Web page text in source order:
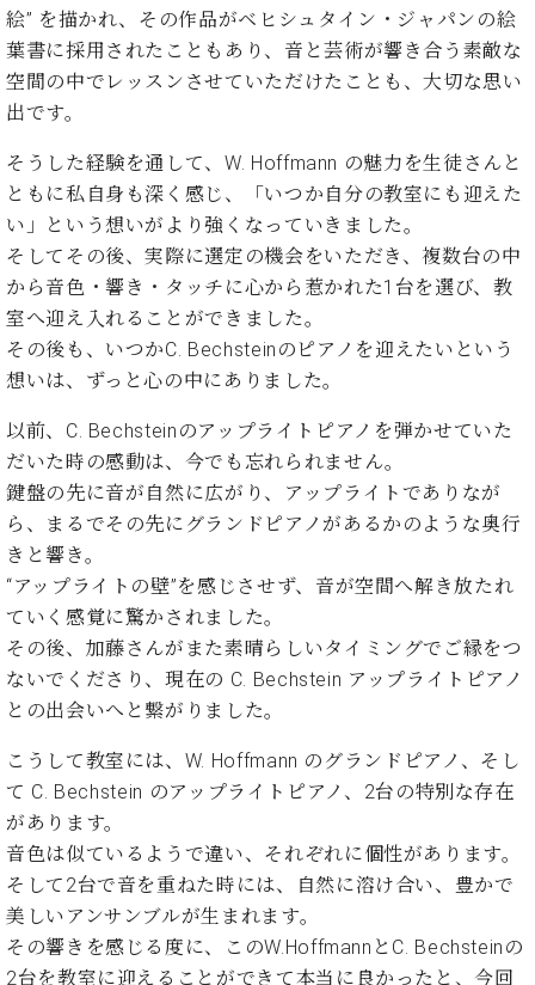
絵” を描かれ、その作品がベヒシュタイン・ジャパンの絵
葉書に採用されたこともあり、音と芸術が響き合う素敵な
空間の中でレッスンさせていただけたことも、大切な思い
出です。
そうした経験を通して、W. Hoffmann の魅力を生徒さんと
ともに私自身も深く感じ、「いつか自分の教室にも迎えた
い」という想いがより強くなっていきました。
そしてその後、実際に選定の機会をいただき、複数台の中
から音色・響き・タッチに心から惹かれた1台を選び、教
室へ迎え入れることができました。
その後も、いつかC. Bechsteinのピアノを迎えたいという
想いは、ずっと心の中にありました。
以前、C. Bechsteinのアップライトピアノを弾かせていた
だいた時の感動は、今でも忘れられません。
鍵盤の先に音が自然に広がり、アップライトでありなが
ら、まるでその先にグランドピアノがあるかのような奥行
きと響き。
“アップライトの壁”を感じさせず、音が空間へ解き放たれ
ていく感覚に驚かされました。
その後、加藤さんがまた素晴らしいタイミングでご縁をつ
ないでくださり、現在の C. Bechstein アップライトピアノ
との出会いへと繋がりました。
こうして教室には、W. Hoffmann のグランドピアノ、そし
て C. Bechstein のアップライトピアノ、2台の特別な存在
があります。
音色は似ているようで違い、それぞれに個性があります。
そして2台で音を重ねた時には、自然に溶け合い、豊かで
美しいアンサンブルが生まれます。
その響きを感じる度に、このW.HoffmannとC. Bechsteinの
2台を教室に迎えることができて本当に良かったと、今回